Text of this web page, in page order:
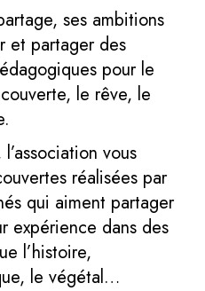
ses ambitions
et partager des
pour le
le rêve, le
vous
réalisées par
qui aiment partager
expérience dans des
l’histoire,
le végétal…